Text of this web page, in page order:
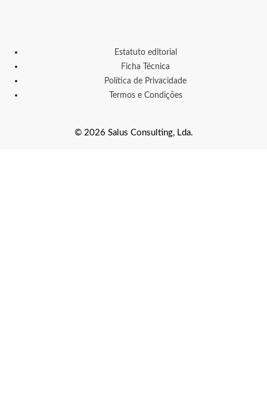
Estatuto editorial
Ficha Técnica
Política de Privacidade
Termos e Condições
© 2026 Salus Consulting, Lda.